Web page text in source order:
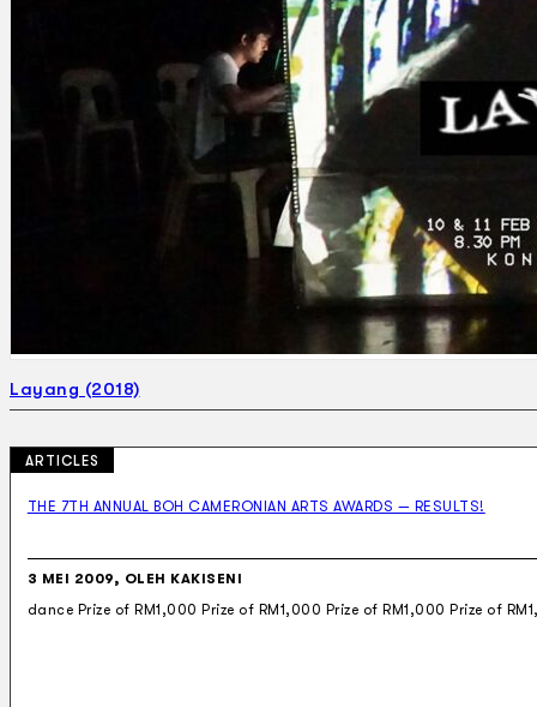
Layang (2018)
ARTICLES
THE 7TH ANNUAL BOH CAMERONIAN ARTS AWARDS — RESULTS!
3 MEI 2009, OLEH KAKISENI
dance Prize of RM1,000 Prize of RM1,000 Prize of RM1,000 Prize of